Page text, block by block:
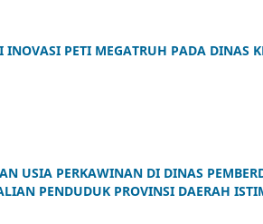
PETI MEGATRUH PADA DINAS
USIA PERKAWINAN DI DINAS
PENDUDUK PROVINSI DAERAH